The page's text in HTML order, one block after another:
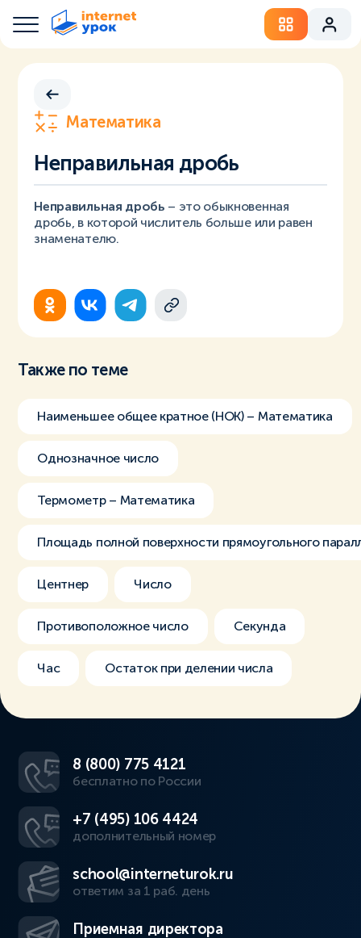
Математика
Неправильная дробь
Неправильная дробь – это обыкновенная
дробь, в которой числитель больше или равен
знаменателю.
Также по теме
Наименьшее общее кратное (НОК) – Математика
Однозначное число
Термометр – Математика
Площадь полной поверхности прямоугольного
Центнер Число
Противоположное число Секунда
Час Остаток при делении числа
8 (800) 775 4121
бесплатно по России
+7 (495) 106 4424
дополнительный номер
school@interneturok.ru
ответим за 1 раб. день
Приемная директора